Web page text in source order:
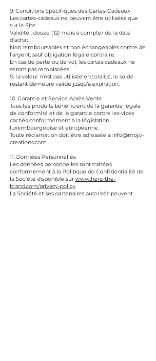
9. Conditions Spécifiques des Cartes-Cadeaux
Les cartes-cadeaux ne peuvent être utilisées que
sur le Site.
Validité : douze (12) mois à compter de la date
d’achat.
Non remboursables et non échangeables contre de
l’argent, sauf obligation légale contraire.
En cas de perte ou de vol, les cartes-cadeaux ne
seront pas remplacées.
Si la valeur n’est pas utilisée en totalité, le solde
restant demeure valide jusqu’à expiration.
10. Garantie et Service Après-Vente
Tous les produits bénéficient de la garantie légale
de conformité et de la garantie contre les vices
cachés conformément à la législation
luxembourgeoise et européenne.
Toute réclamation doit être adressée à info@mojo-
creations.com
11. Données Personnelles
Les données personnelles sont traitées
conformément à la Politique de Confidentialité de
la Société disponible sur www.here-the-
brand.com/privacy-policy
La Société et ses partenaires autorisés peuvent